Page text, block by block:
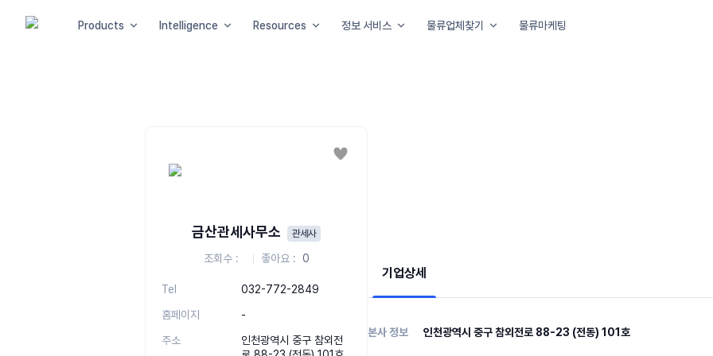
Products Intelligence Resources 정보 서비스 물류업체찾기 물류마케팅
좋아요
금산관세사무소 관세사
조회수 좋아요 0
Tel
032-772-2849
홈페이지
-
주소
인천광역시 중구 참외전
기업상세
본사 정보 인천광역시 중구 참외전로 88-23 (전동) 101호